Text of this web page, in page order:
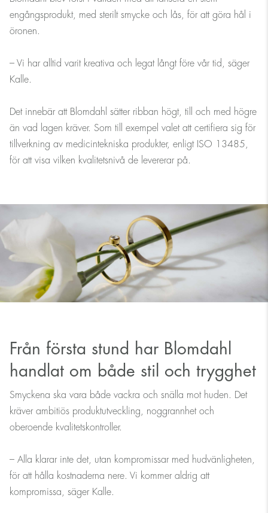
engångsprodukt, med sterilt smycke och lås, för att göra hål i
öronen.
– Vi har alltid varit kreativa och legat långt före vår tid, säger
Kalle.
Det innebär att Blomdahl sätter ribban högt, till och med högre
än vad lagen kräver. Som till exempel valet att certifiera sig för
tillverkning av medicintekniska produkter, enligt ISO 13485,
för att visa vilken kvalitetsnivå de levererar på.
Från första stund har Blomdahl
handlat om både stil och trygghet
Smyckena ska vara både vackra och snälla mot huden. Det
kräver ambitiös produktutveckling, noggrannhet och
oberoende kvalitetskontroller.
– Alla klarar inte det, utan kompromissar med hudvänligheten,
för att hålla kostnaderna nere. Vi kommer aldrig att
kompromissa, säger Kalle.